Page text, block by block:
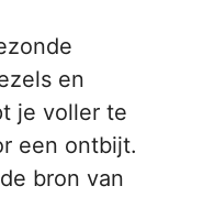
en
je voller te
een ontbijt.
bron van